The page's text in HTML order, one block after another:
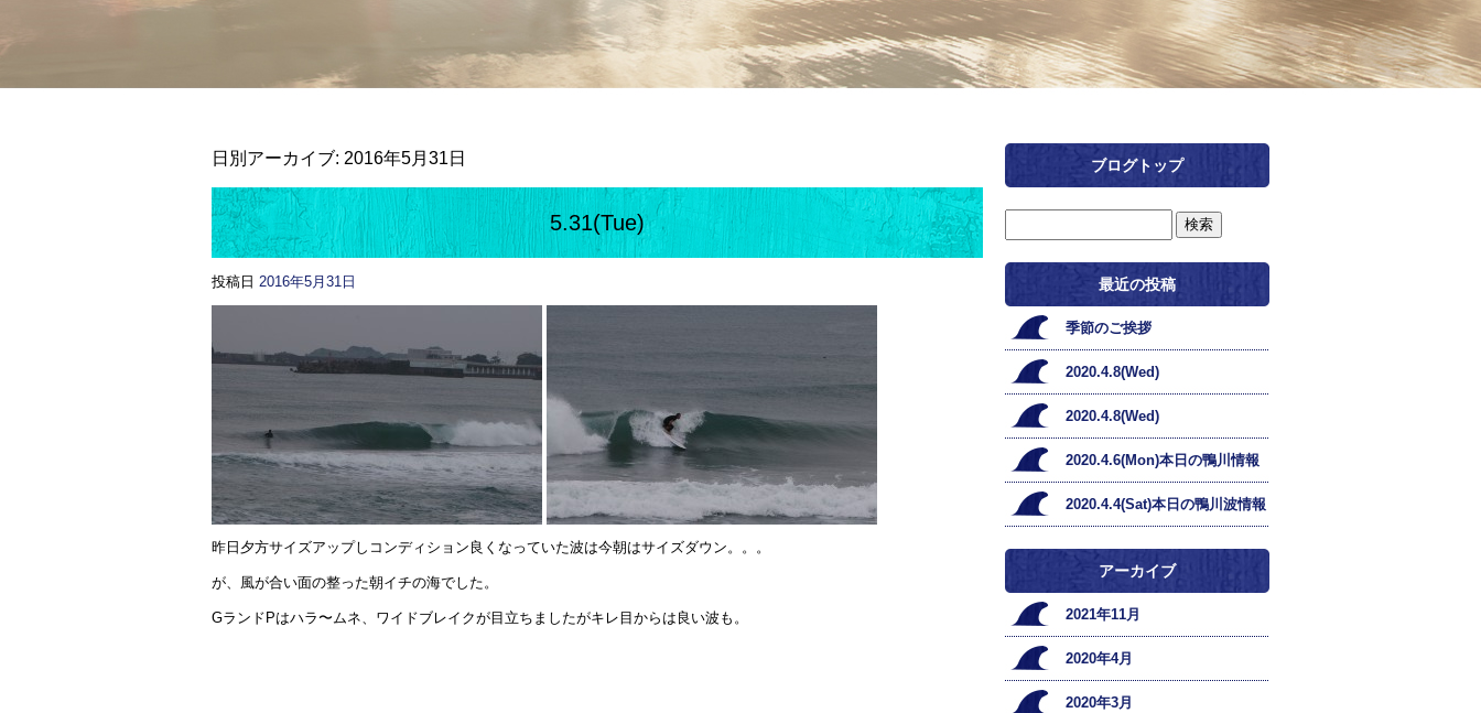
日別アーカイブ: 2016年5月31日
5.31(Tue)
投稿日 2016年5月31日
昨日夕方サイズアップしコンディション良くなっていた波は今朝はサイズダウン。。。
が、風が合い面の整った朝イチの海でした。
GランドPはハラ〜ムネ、ワイドブレイクが目立ちましたがキレ目からは良い波も。
ブログトップ
最近の投稿
季節のご挨拶
2020.4.8(Wed)
2020.4.8(Wed)
2020.4.6(Mon)本日の鴨川情報
2020.4.4(Sat)本日の鴨川波情報
アーカイブ
2021年11月
2020年4月
2020年3月